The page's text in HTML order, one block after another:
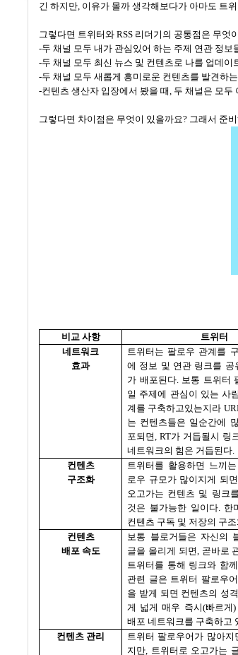
긴 하지만, 이유가 몰까 생각해보다가 아마도 트
그렇다면 트위터와 RSS 리더기의 공통점은 무엇
-두 채널 모두 내가 관심있어 하는 주제 연관 정
-두 채널 모두 최신 뉴스 및 컨텐츠로 나를 업데이
-두 채널 모두 새롭게 흥미로운 컨텐츠를 발견하
-컨텐츠 생산자 입장에서 봤을 때, 두 채널은 모두
그렇다면 차이점은 무엇이 있을까요? 그래서 준
비교 사항 트위터
네트워크
효과
트위터는 팔로우 관계를
에 정보 및 연관 링크를 공
가 배포된다. 보통 트위터
일 주제에 관심이 있는 사
계를 구축하고있는지라
는 컨텐츠들은 일순간에
포되면, RT가 거듭될시 링
네트워크의 힘은 거듭된다.
컨텐츠
구조화
트위터를 활용하면 느끼
로우 규모가 많이지게 되면
오고가는 컨텐츠 및 링크
것은 불가능한 일이다. 한
컨텐츠 구독 및 저장의 구
컨텐츠
배포 속도
보통 블로거들은 자신의
글을 올리게 되면, 곧바로
트위터를 통해 링크와 함
관련 글은 트위터 팔로우
을 받게 되면 컨텐츠의 성
게 넓게 매우 즉시(빠르게)
배포 네트워크를 구축하고
컨텐츠 관리
트위터 팔로우어가 많아지
지만, 트위터로 오고가는